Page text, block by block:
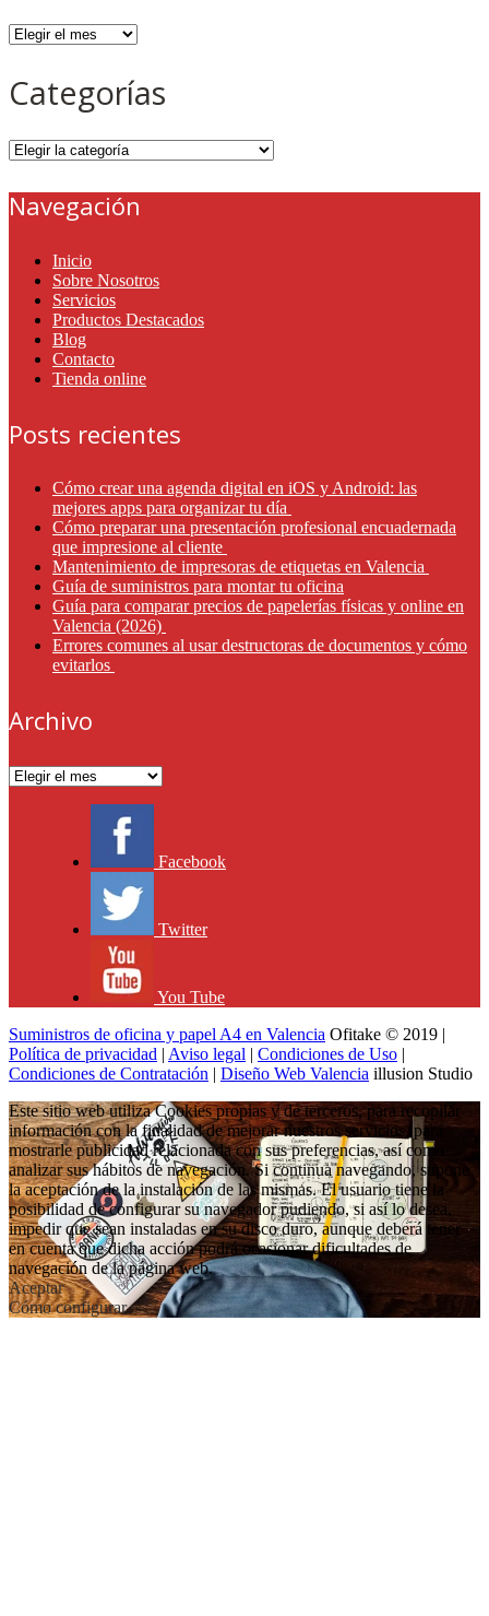
Archivos
Categorías
Categorías
Navegación
Inicio
Sobre Nosotros
Servicios
Productos Destacados
Blog
Contacto
Tienda online
Posts recientes
Cómo crear una agenda digital en iOS y Android: las
mejores apps para organizar tu día
Cómo preparar una presentación profesional encuadernada
que impresione al cliente
Mantenimiento de impresoras de etiquetas en Valencia
Guía de suministros para montar tu oficina
Guía para comparar precios de papelerías físicas y online en
Valencia (2026)
Errores comunes al usar destructoras de documentos y cómo
evitarlos
Archivo
Archivo
Facebook
Twitter
You Tube
Suministros de oficina y papel A4 en Valencia Ofitake © 2019 |
Política de privacidad | Aviso legal | Condiciones de Uso |
Condiciones de Contratación | Diseño Web Valencia illusion Studio
Este sitio web utiliza Cookies propias y de terceros, para recopilar
información con la finalidad de mejorar nuestros servicios, para
mostrarle publicidad relacionada con sus preferencias, así como
analizar sus hábitos de navegación. Si continua navegando, supone
la aceptación de la instalación de las mismas. El usuario tiene la
posibilidad de configurar su navegador pudiendo, si así lo desea,
impedir que sean instaladas en su disco duro, aunque deberá tener
en cuenta que dicha acción podrá ocasionar dificultades de
navegación de la página web.
Aceptar
Cómo configurar